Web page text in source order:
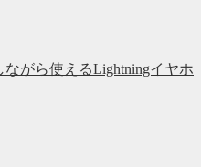
ながら使えるLightningイヤホ